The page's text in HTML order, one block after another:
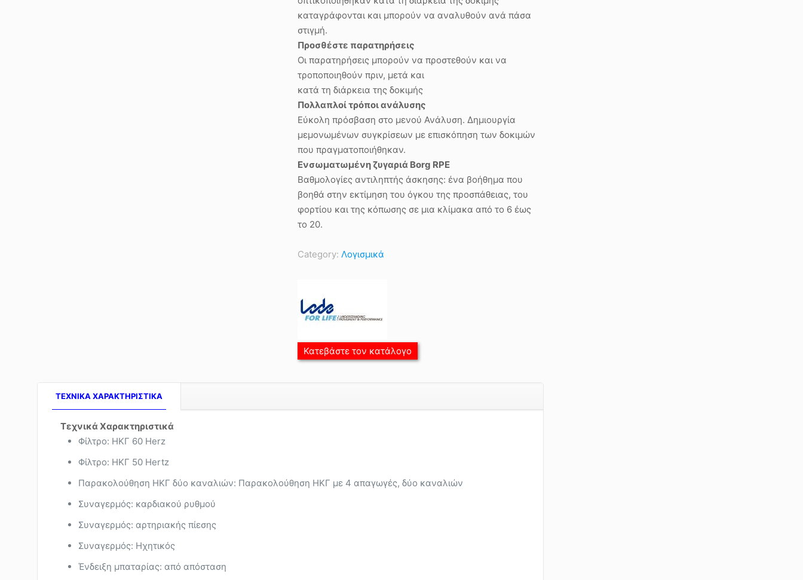
καταγράφονται και μπορούν να αναλυθούν ανά πάσα
στιγμή.
Προσθέστε παρατηρήσεις
Οι παρατηρήσεις μπορούν να προστεθούν και να
τροποποιηθούν πριν, μετά και
κατά τη διάρκεια της δοκιμής
Πολλαπλοί τρόποι ανάλυσης
Εύκολη πρόσβαση στο μενού Ανάλυση. Δημιουργία
μεμονωμένων συγκρίσεων με επισκόπηση των δοκιμών
που πραγματοποιήθηκαν.
Ενσωματωμένη ζυγαριά Borg RPE
Βαθμολογίες αντιληπτής άσκησης: ένα βοήθημα που
βοηθά στην εκτίμηση του όγκου της προσπάθειας, του
φορτίου και της κόπωσης σε μια κλίμακα από το 6 έως
το 20.
Category: Λογισμικά
Κατεβάστε τον κατάλογο
TEXNIKA ΧΑΡΑΚΤΗΡΙΣΤΙΚΑ
Τεχνικά Χαρακτηριστικά
Φίλτρο: ΗΚΓ 60 Herz
Φίλτρο: ΗΚΓ 50 Hertz
Παρακολούθηση ΗΚΓ δύο καναλιών: Παρακολούθηση ΗΚΓ με 4 απαγωγές, δύο καναλιών
Συναγερμός: καρδιακού ρυθμού
Συναγερμός: αρτηριακής πίεσης
Συναγερμός: Ηχητικός
Ένδειξη μπαταρίας: από απόσταση